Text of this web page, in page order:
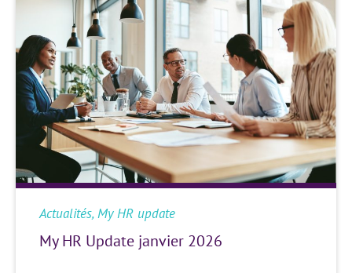
Actualités,My HR update
My HR Update janvier 2026